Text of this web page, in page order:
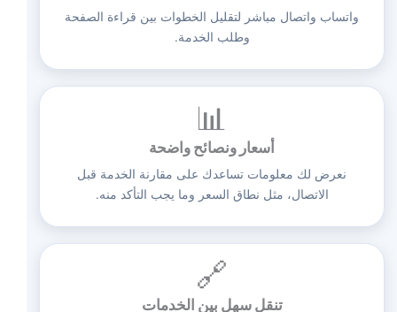
واتساب واتصال مباشر لتقليل الخطوات بين قراءة الصفحة
وطلب الخدمة.
📊
أسعار ونصائح واضحة
نعرض لك معلومات تساعدك على مقارنة الخدمة قبل
الاتصال، مثل نطاق السعر وما يجب التأكد منه.
🔗
تنقل سهل بين الخدمات